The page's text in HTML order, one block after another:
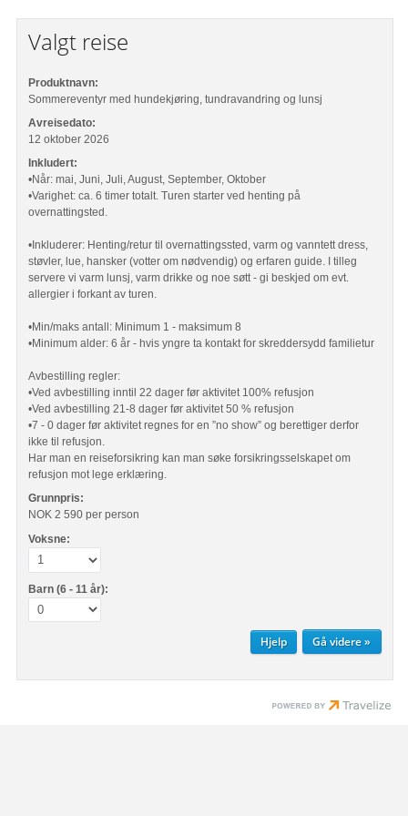
Valgt reise
Produktnavn:
Sommereventyr med hundekjøring, tundravandring og lunsj
Avreisedato:
12 oktober 2026
Inkludert:
•Når: mai, Juni, Juli, August, September, Oktober
•Varighet: ca. 6 timer totalt. Turen starter ved henting på
overnattingsted.
•Inkluderer: Henting/retur til overnattingssted, varm og vanntett dress,
støvler, lue, hansker (votter om nødvendig) og erfaren guide. I tilleg
servere vi varm lunsj, varm drikke og noe søtt - gi beskjed om evt.
allergier i forkant av turen.
•Min/maks antall: Minimum 1 - maksimum 8
•Minimum alder: 6 år - hvis yngre ta kontakt for skreddersydd familietur
Avbestilling regler:
•Ved avbestilling inntil 22 dager før aktivitet 100% refusjon
•Ved avbestilling 21-8 dager før aktivitet 50 % refusjon
•7 - 0 dager før aktivitet regnes for en ”no show” og berettiger derfor
ikke til refusjon.
Har man en reiseforsikring kan man søke forsikringsselskapet om
refusjon mot lege erklæring.
Grunnpris:
NOK 2 590 per person
Voksne:
Barn (6 - 11 år):
Hjelp